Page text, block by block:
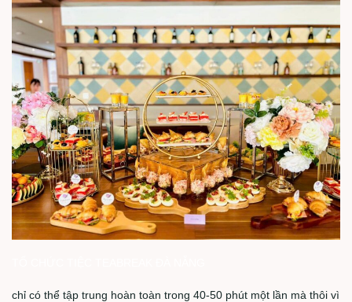
chỉ có thể tập trung hoàn toàn trong 40-50 phút một lần mà thôi vì